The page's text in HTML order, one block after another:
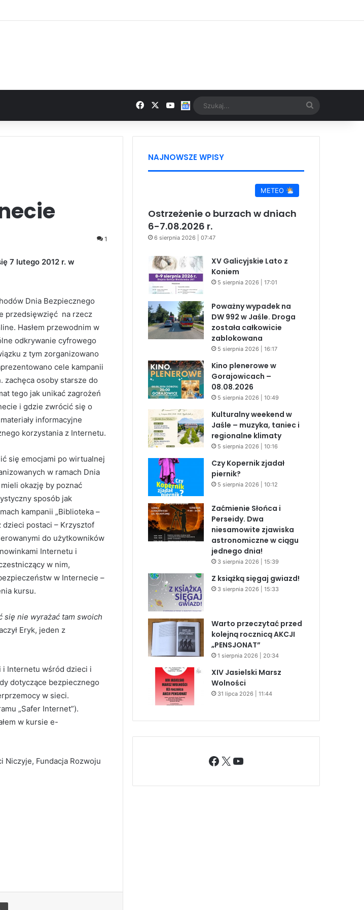
FacebookYouTubeGoogle News
1
7 lutego 2012 r. w
Dnia Bezpiecznego
przedsięwzięć na rzecz
Hasłem przewodnim w
odkrywanie cyfrowego
z tym zorganizowano
cele kampanii
zachęca osoby starsze do
tego jak unikać zagrożeń
i gdzie zwrócić się o
informacyjne
korzystania z Internetu.
się emocjami po wirtualnej
w ramach Dnia
okazję by poznać
sposób jak
kampanii „Biblioteka –
dzieci postaci – Krzysztof
do użytkowników
Internetu i
w nim,
w Internecie –
kursu.
się nie wyrażać tam swoich
Eryk, jeden z
i Internetu wśród dzieci i
dotyczące bezpiecznego
w sieci.
„Safer Internet”).
w kursie e-
Niczyje, Fundacja Rozwoju
Print
NAJNOWSZE WPISY
METEO
Ostrzeżenie o burzach w dniach
6-7.08.2026 r.
6 sierpnia 2026 | 07:47
XV Galicyjskie Lato z
Koniem
5 sierpnia 2026 | 17:01
Poważny wypadek na
DW 992 w Jaśle. Droga
została całkowicie
zablokowana
5 sierpnia 2026 | 16:17
Kino plenerowe w
Gorajowicach –
08.08.2026
5 sierpnia 2026 | 10:49
Kulturalny weekend w
Jaśle – muzyka, taniec i
regionalne klimaty
5 sierpnia 2026 | 10:16
Czy Kopernik zjadał
piernik?
5 sierpnia 2026 | 10:12
Zaćmienie Słońca i
Perseidy. Dwa
niesamowite zjawiska
astronomiczne w ciągu
jednego dnia!
3 sierpnia 2026 | 15:39
Z książką sięgaj gwiazd!
3 sierpnia 2026 | 15:33
Warto przeczytać przed
kolejną rocznicą AKCJI
„PENSJONAT”
1 sierpnia 2026 | 20:34
XIV Jasielski Marsz
Wolności
31 lipca 2026 | 11:44
Facebook
X YouTube